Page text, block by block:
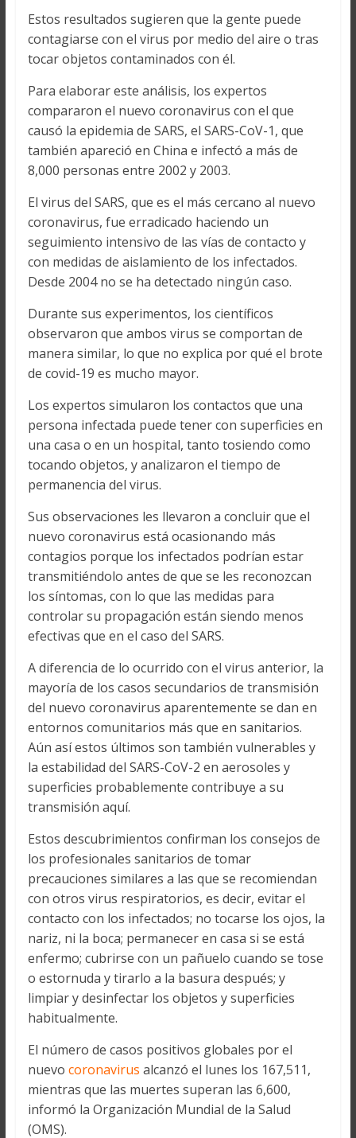
Estos resultados sugieren que la gente puede
contagiarse con el virus por medio del aire o tras
tocar objetos contaminados con él.
Para elaborar este análisis, los expertos
compararon el nuevo coronavirus con el que
causó la epidemia de SARS, el SARS-CoV-1, que
también apareció en China e infectó a más de
8,000 personas entre 2002 y 2003.
El virus del SARS, que es el más cercano al nuevo
coronavirus, fue erradicado haciendo un
seguimiento intensivo de las vías de contacto y
con medidas de aislamiento de los infectados.
Desde 2004 no se ha detectado ningún caso.
Durante sus experimentos, los científicos
observaron que ambos virus se comportan de
manera similar, lo que no explica por qué el brote
de covid-19 es mucho mayor.
Los expertos simularon los contactos que una
persona infectada puede tener con superficies en
una casa o en un hospital, tanto tosiendo como
tocando objetos, y analizaron el tiempo de
permanencia del virus.
Sus observaciones les llevaron a concluir que el
nuevo coronavirus está ocasionando más
contagios porque los infectados podrían estar
transmitiéndolo antes de que se les reconozcan
los síntomas, con lo que las medidas para
controlar su propagación están siendo menos
efectivas que en el caso del SARS.
A diferencia de lo ocurrido con el virus anterior, la
mayoría de los casos secundarios de transmisión
del nuevo coronavirus aparentemente se dan en
entornos comunitarios más que en sanitarios.
Aún así estos últimos son también vulnerables y
la estabilidad del SARS-CoV-2 en aerosoles y
superficies probablemente contribuye a su
transmisión aquí.
Estos descubrimientos confirman los consejos de
los profesionales sanitarios de tomar
precauciones similares a las que se recomiendan
con otros virus respiratorios, es decir, evitar el
contacto con los infectados; no tocarse los ojos, la
nariz, ni la boca; permanecer en casa si se está
enfermo; cubrirse con un pañuelo cuando se tose
o estornuda y tirarlo a la basura después; y
limpiar y desinfectar los objetos y superficies
habitualmente.
El número de casos positivos globales por el
nuevo coronavirus alcanzó el lunes los 167,511,
mientras que las muertes superan las 6,600,
informó la Organización Mundial de la Salud
(OMS).